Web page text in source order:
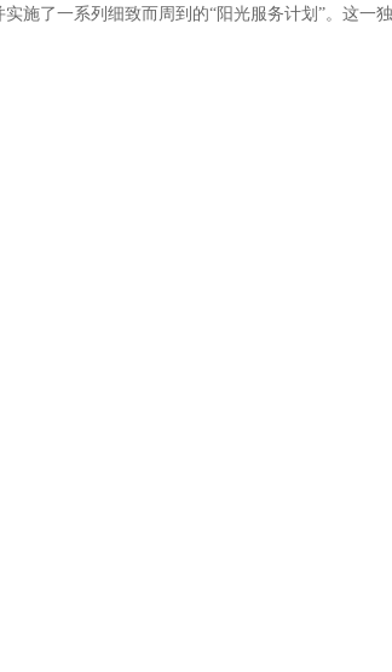
施了一系列细致而周到的“阳光服务计划”。这一